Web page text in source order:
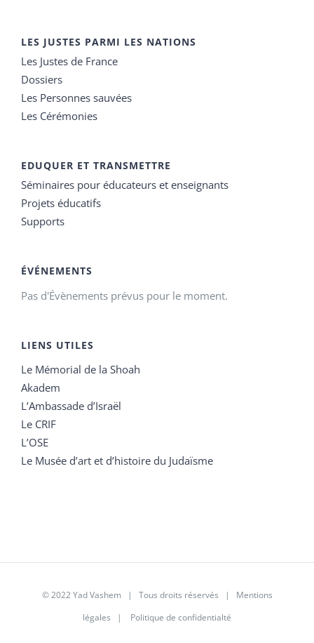
LES JUSTES PARMI LES NATIONS
Les Justes de France
Dossiers
Les Personnes sauvées
Les Cérémonies
EDUQUER ET TRANSMETTRE
Séminaires pour éducateurs et enseignants
Projets éducatifs
Supports
ÉVÉNEMENTS
Pas d'Évènements prévus pour le moment.
LIENS UTILES
Le Mémorial de la Shoah
Akadem
L’Ambassade d’Israël
Le CRIF
L’OSE
Le Musée d’art et d’histoire du Judaïsme
© 2022 Yad Vashem | Tous droits réservés | Mentions
légales | Politique de confidentialté